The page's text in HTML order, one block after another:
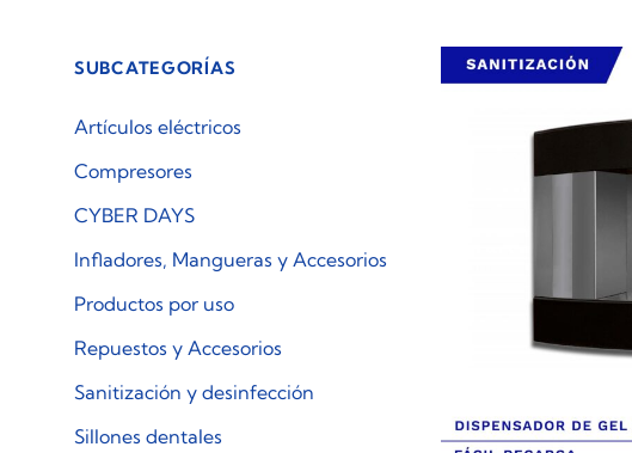
SUBCATEGORÍAS
Artículos eléctricos
Compresores
CYBER DAYS
Infladores, Mangueras y Accesorios
Productos por uso
Repuestos y Accesorios
Sanitización y desinfección
Sillones dentales